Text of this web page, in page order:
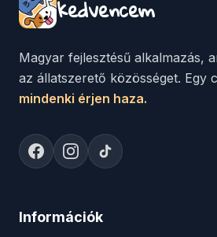
kedvencem
Magyar fejlesztésű alkalmazás,
az állatszerető közösséget. Egy
mindenki érjen haza.
Információk